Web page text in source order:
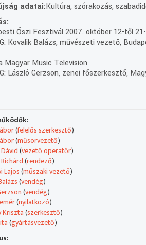
adatai:Kultúra, szórakozás,
Őszi Fesztivál 2007. október 12-től
Kovalik Balázs, művészeti vezető,
Magyar Music Television
László Gerzson, zenei főszerkesztő,
Trófea verseny
(felelős szerkesztő)
(műsorvezető)
(vezető operatőr)
(rendező)
Lajos(műszaki vezető)
(vendég)
(vendég)
(nyilatkozó)
Kriszta(szerkesztő)
(gyártásvezető)